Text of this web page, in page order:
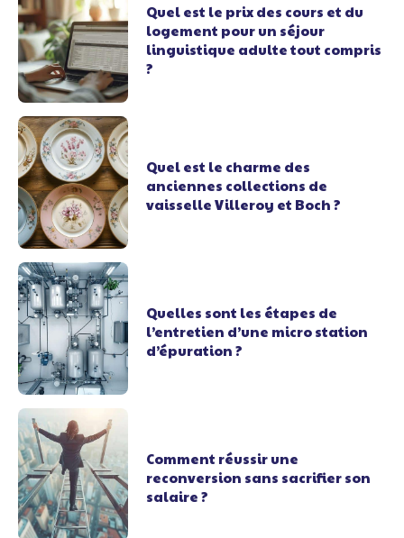
Quel est le prix des cours et du
logement pour un séjour
linguistique adulte tout compris
?
Quel est le charme des
anciennes collections de
vaisselle Villeroy et Boch ?
Quelles sont les étapes de
l’entretien d’une micro station
d’épuration ?
Comment réussir une
reconversion sans sacrifier son
salaire ?